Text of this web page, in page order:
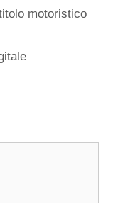
motoristico